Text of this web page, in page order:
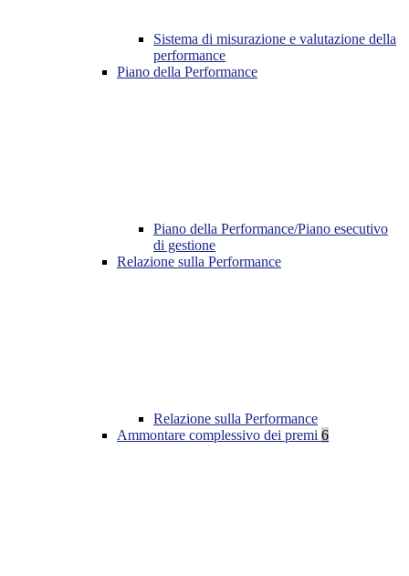
Sistema di misurazione e valutazione della
performance
Piano della Performance
Piano della Performance/Piano esecutivo
di gestione
Relazione sulla Performance
Relazione sulla Performance
Ammontare complessivo dei premi 6